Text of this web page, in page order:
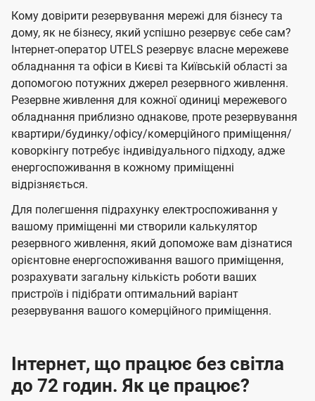
Кому довірити резервування мережі для бізнесу та
дому, як не бізнесу, який успішно резервує себе сам?
Інтернет-оператор UTELS резервує власне мережеве
обладнання та офіси в Києві та Київській області за
допомогою потужних джерел резервного живлення.
Резервне живлення для кожної одиниці мережевого
обладнання приблизно однакове, проте резервування
квартири/будинку/офісу/комерційного приміщення/
коворкінгу потребує індивідуального підходу, адже
енергоспоживання в кожному приміщенні
відрізняється.
Для полегшення підрахунку електроспоживання у
вашому приміщенні ми створили калькулятор
резервного живлення, який допоможе вам дізнатися
орієнтовне енергоспоживання вашого приміщення,
розрахувати загальну кількість роботи ваших
пристроїв і підібрати оптимальний варіант
резервування вашого комерційного приміщення.
Інтернет, що працює без світла
до 72 годин. Як це працює?